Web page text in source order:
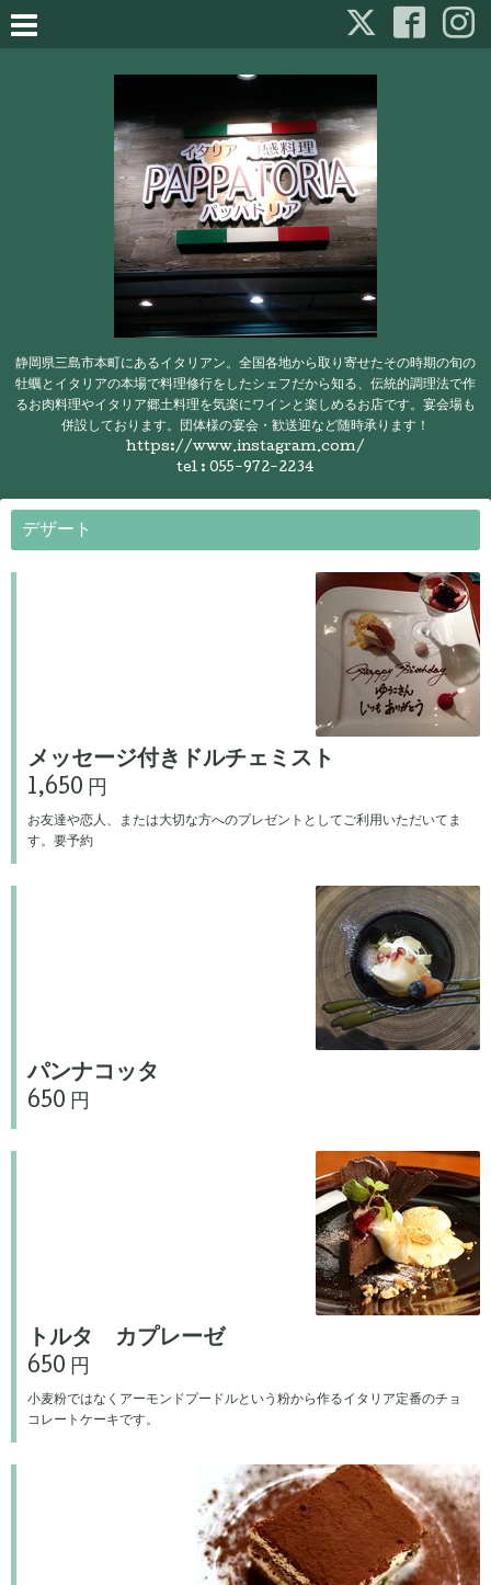
静岡県三島市本町にあるイタリアン。全国各地から取り寄せたその時期の旬の
牡蠣とイタリアの本場で料理修行をしたシェフだから知る、伝統的調理法で作
るお肉料理やイタリア郷土料理を気楽にワインと楽しめるお店です。宴会場も
併設しております。団体様の宴会・歓送迎など随時承ります！
https://www.instagram.com/
tel : 055-972-2234
デザート
メッセージ付きドルチェミスト
1,650 円
お友達や恋人、または大切な方へのプレゼントとしてご利用いただいてま
す。要予約
パンナコッタ
650 円
トルタ カプレーゼ
650 円
小麦粉ではなくアーモンドプードルという粉から作るイタリア定番のチョ
コレートケーキです。